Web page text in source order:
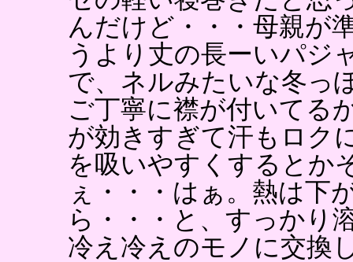
んだけど・・・母親が
うより丈の長ーいパジ
で、ネルみたいな冬っ
ご丁寧に襟が付いてる
が効きすぎて汗もロク
を吸いやすくするとか
ぇ・・・はぁ。熱は下
ら・・・と、すっかり
冷え冷えのモノに交換